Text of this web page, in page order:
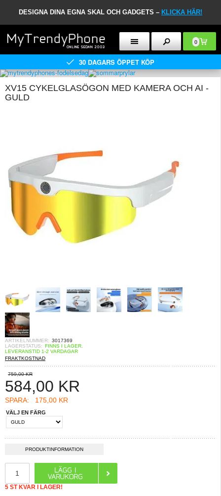
DESIGNA DINA EGNA SKAL OCH GADGETS – KLICKA HÄR!
0
30 DAGARS ÖPPET KÖP
XV15 CYKELGLASÖGON MED KAMERA OCH AI -
GULD
ARTIKELNUMMER: 3017369
LAGERSTATUS: FINNS I LAGER.
LEVERANSTID 1-2 VARDAGAR
FRAKTKOSTNAD
759,00 KR
584,00 KR
SPARA: 175,00 KR
VÄLJ EN FÄRG
PRODUKTINFORMATION
5 ST KVAR I LAGER!